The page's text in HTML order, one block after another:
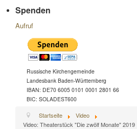
Spenden
Aufruf
Russische Kirchengemeinde
Landesbank Baden-Württemberg
IBAN: DE70 6005 0101 0001 2801 66
BIC: SOLADEST600
Startseite
Video
Video: Theaterstück "Die zwölf Monate" 2019